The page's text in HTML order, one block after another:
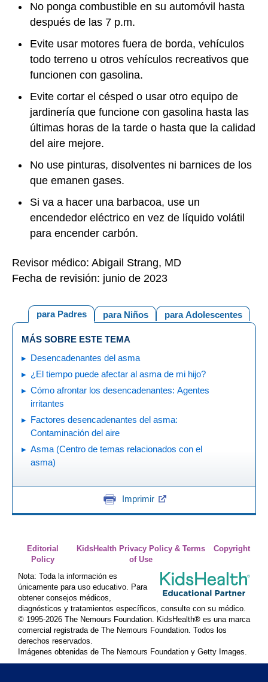
No ponga combustible en su automóvil hasta
después de las 7 p.m.
Evite usar motores fuera de borda, vehículos
todo terreno u otros vehículos recreativos que
funcionen con gasolina.
Evite cortar el césped o usar otro equipo de
jardinería que funcione con gasolina hasta las
últimas horas de la tarde o hasta que la calidad
del aire mejore.
No use pinturas, disolventes ni barnices de los
que emanen gases.
Si va a hacer una barbacoa, use un
encendedor eléctrico en vez de líquido volátil
para encender carbón.
Revisor médico: Abigail Strang, MD
Fecha de revisión: junio de 2023
para Adolescentes
para Niños
para Padres
MÁS SOBRE ESTE TEMA
Desencadenantes del asma
¿El tiempo puede afectar al asma de mi hijo?
Cómo afrontar los desencadenantes: Agentes
irritantes
Factores desencadenantes del asma:
Contaminación del aire
Asma (Centro de temas relacionados con el
asma)
Imprimir
Editorial
Policy
KidsHealth Privacy Policy & Terms
of Use
Copyright
Nota: Toda la información es
únicamente para uso educativo. Para
obtener consejos médicos,
diagnósticos y tratamientos específicos, consulte con su médico.
© 1995-2026 The Nemours Foundation. KidsHealth® es una marca
comercial registrada de The Nemours Foundation. Todos los
derechos reservados.
Imágenes obtenidas de The Nemours Foundation y Getty Images.